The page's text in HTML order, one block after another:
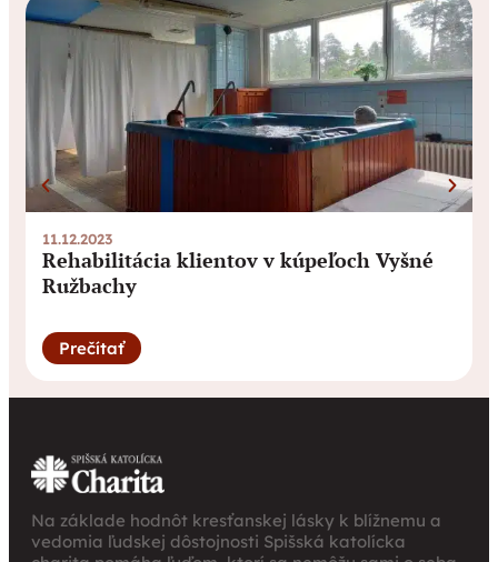
11.12.2023
Rehabilitácia klientov v kúpeľoch Vyšné
Ružbachy
Prečítať
Na základe hodnôt kresťanskej lásky k blížnemu a
vedomia ľudskej dôstojnosti Spišská katolícka